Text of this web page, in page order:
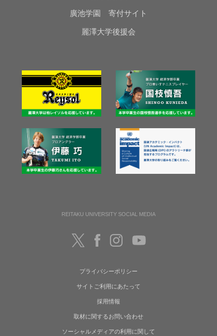
廣池学園 寄付サイト
麗澤大学後援会
REITAKU UNIVERSITY SOCIAL MEDIA
プライバシーポリシー
サイトご利用にあたって
採用情報
取材に関するお問い合わせ
ソーシャルメディアの利用に関して